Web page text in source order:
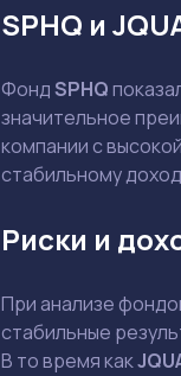
SPHQ и
ФондSPHQ
значительное
компании с
стабильному
Риски и
При анализе
стабильные
В то время как